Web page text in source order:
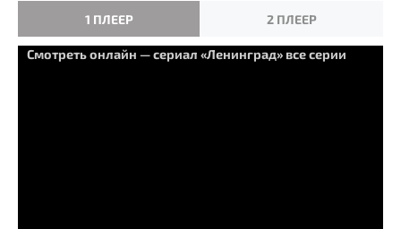
1 ПЛЕЕР 2 ПЛЕЕР
Смотреть онлайн — сериал «Ленинград» все серии